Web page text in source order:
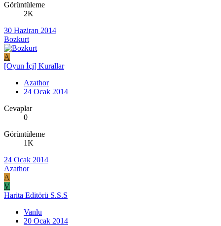
Görüntüleme
2K
30 Haziran 2014
Bozkurt
A
[Oyun İçi] Kurallar
Azathor
24 Ocak 2014
Cevaplar
0
Görüntüleme
1K
24 Ocak 2014
Azathor
A
V
Harita Editörü S.S.S
Vanlu
20 Ocak 2014